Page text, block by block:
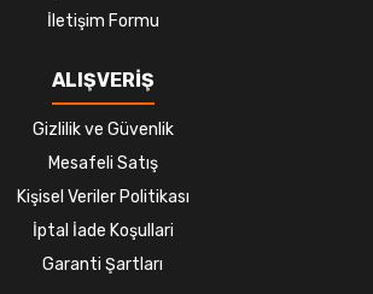
İletişim Formu
ALIŞVERİŞ
Gizlilik ve Güvenlik
Mesafeli Satış
Kişisel Veriler Politikası
İptal İade Koşullari
Garanti Şartları